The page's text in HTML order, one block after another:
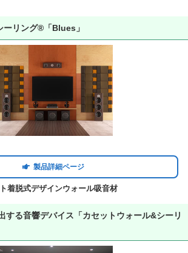
ーリング®「Blues」
製品詳細ページ
着脱式デザインウォール吸音材
する音響デバイス「カセットウォール&シーリ